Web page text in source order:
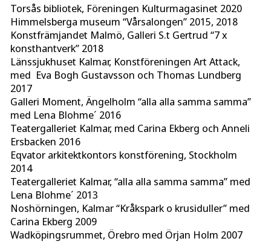
Torsås bibliotek, Föreningen Kulturmagasinet 2020
Himmelsberga museum “Vårsalongen” 2015, 2018
Konstfrämjandet Malmö, Galleri S.t Gertrud “7 x
konsthantverk” 2018
Länssjukhuset Kalmar, Konstföreningen Art Attack,
med Eva Bogh Gustavsson och Thomas Lundberg
2017
Galleri Moment, Ängelholm “alla alla samma samma”
med Lena Blohme´ 2016
Teatergalleriet Kalmar, med Carina Ekberg och Anneli
Ersbacken 2016
Eqvator arkitektkontors konstförening, Stockholm
2014
Teatergalleriet Kalmar, “alla alla samma samma” med
Lena Blohme´ 2013
Noshörningen, Kalmar “Kråkspark o krusiduller” med
Carina Ekberg 2009
Wadköpingsrummet, Örebro med Örjan Holm 2007